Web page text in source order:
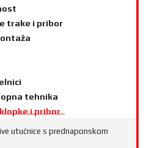
trake i pribor
tehnika
i pribor
utučnice s prednaponskom